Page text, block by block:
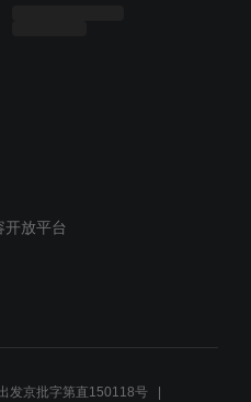
开放平台
发京批字第直150118号